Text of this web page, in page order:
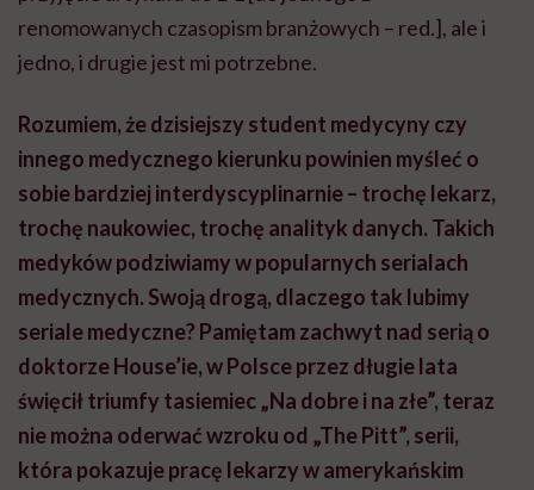
renomowanych czasopism branżowych – red.], ale i
jedno, i drugie jest mi potrzebne.
Rozumiem, że dzisiejszy student medycyny czy
innego medycznego kierunku powinien myśleć o
sobie bardziej interdyscyplinarnie – trochę lekarz,
trochę naukowiec, trochę analityk danych. Takich
medyków podziwiamy w popularnych serialach
medycznych. Swoją drogą, dlaczego tak lubimy
seriale medyczne? Pamiętam zachwyt nad serią o
doktorze House’ie, w Polsce przez długie lata
święcił triumfy tasiemiec „Na dobre i na złe”, teraz
nie można oderwać wzroku od „The Pitt”, serii,
która pokazuje pracę lekarzy w amerykańskim